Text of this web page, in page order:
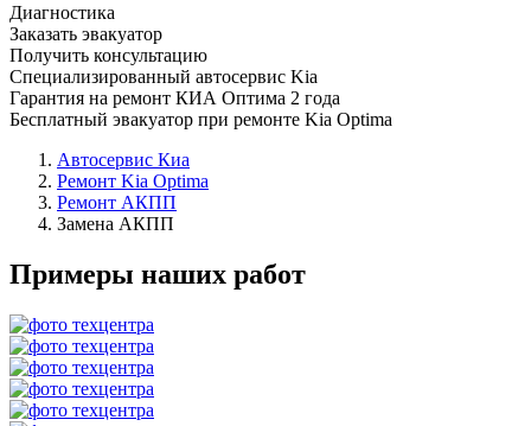
Диагностика
Заказать эвакуатор
Получить консультацию
Специализированный автосервис Kia
Гарантия на ремонт КИА Оптима 2 года
Бесплатный эвакуатор при ремонте Kia Optima
Автосервис Киа
Ремонт Kia Optima
Ремонт АКПП
Замена АКПП
Примеры наших работ